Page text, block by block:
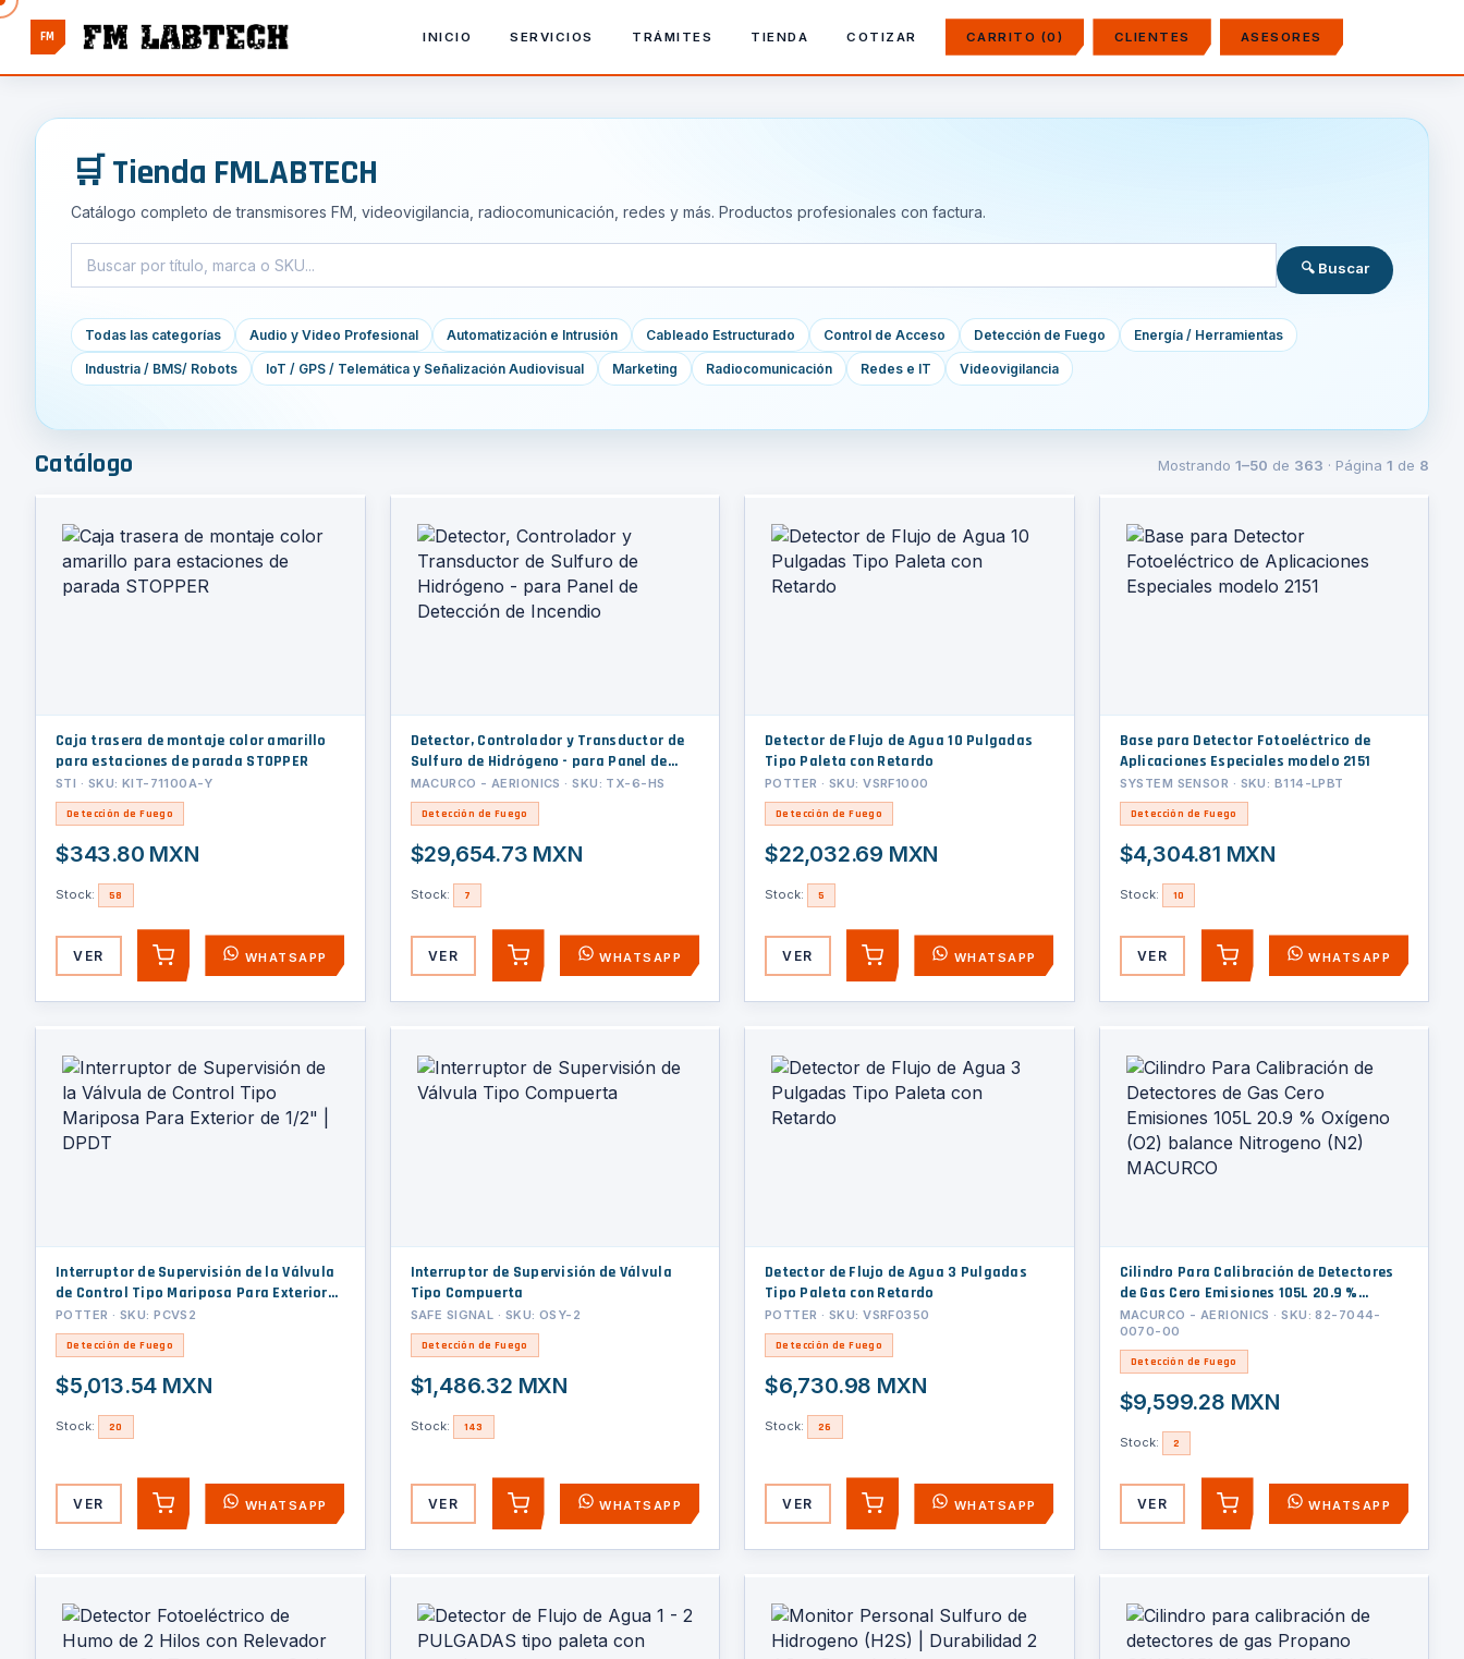
FM INICIO SERVICIOS TRÁMITES TIENDA COTIZAR CARRITO (0) CLIENTES ASESORES
🛒 Tienda FMLABTECH
Catálogo completo de transmisores FM, videovigilancia, radiocomunicación, redes y más. Productos profesionales con factura.
🔍 Buscar
Todas las categorías Audio y Video Profesional Automatización e Intrusión Cableado Estructurado Control de Acceso Detección de Fuego Energía / Herramientas
Industria / BMS/ Robots IoT / GPS / Telemática y Señalización Audiovisual Marketing Radiocomunicación Redes e IT Videovigilancia
Catálogo Mostrando 1–50 de 363 · Página 1 de 8
Caja trasera de montaje color amarillo
para estaciones de parada STOPPER
STI · SKU: KIT-71100A-Y
Detección de Fuego
$343.80 MXN
Stock: 58
VER AGREGARWHATSAPP
Detector, Controlador y Transductor de
Sulfuro de Hidrógeno - para Panel de
Detección de Incendio
MACURCO - AERIONICS · SKU: TX-6-HS
Detección de Fuego
$29,654.73 MXN
Stock: 7
VER AGREGARWHATSAPP
Detector de Flujo de Agua 10 Pulgadas
Tipo Paleta con Retardo
POTTER · SKU: VSRF1000
Detección de Fuego
$22,032.69 MXN
Stock: 5
VER AGREGARWHATSAPP
Base para Detector Fotoeléctrico de
Aplicaciones Especiales modelo 2151
SYSTEM SENSOR · SKU: B114-LPBT
Detección de Fuego
$4,304.81 MXN
Stock: 10
VER AGREGARWHATSAPP
Interruptor de Supervisión de la Válvula
de Control Tipo Mariposa Para Exterior
de 1/2" | DPDT
POTTER · SKU: PCVS2
Detección de Fuego
$5,013.54 MXN
Stock: 20
VER AGREGARWHATSAPP
Interruptor de Supervisión de Válvula
Tipo Compuerta
SAFE SIGNAL · SKU: OSY-2
Detección de Fuego
$1,486.32 MXN
Stock: 143
VER AGREGARWHATSAPP
Detector de Flujo de Agua 3 Pulgadas
Tipo Paleta con Retardo
POTTER · SKU: VSRF0350
Detección de Fuego
$6,730.98 MXN
Stock: 26
VER AGREGARWHATSAPP
Cilindro Para Calibración de Detectores
de Gas Cero Emisiones 105L 20.9 %
Oxígeno (O2) balance Nitrogeno (N2)
MACURCO
MACURCO - AERIONICS · SKU: 82-7044-
0070-00
Detección de Fuego
$9,599.28 MXN
Stock: 2
VER AGREGARWHATSAPP